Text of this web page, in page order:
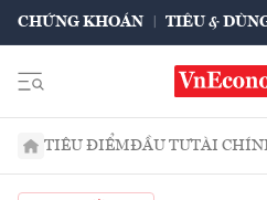
CHỨNG KHOÁN TIÊU &
TIÊU ĐIỂMĐẦU TƯTÀI